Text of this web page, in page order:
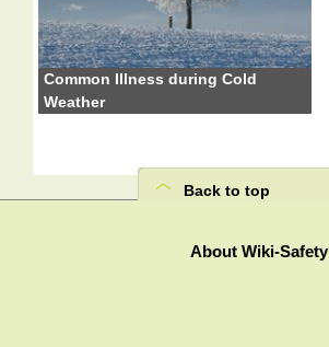
Common Illness during Cold
Weather
Back to top
About Wiki-Safety